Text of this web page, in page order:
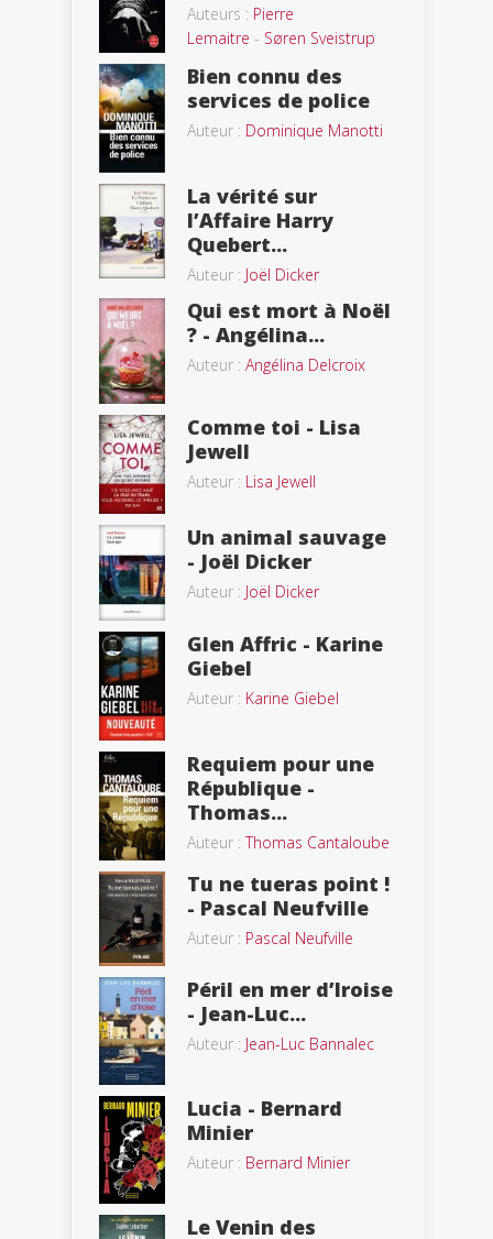
Auteurs : Pierre
Lemaitre - Søren Sveistrup
Bien connu des
services de police
Auteur : Dominique Manotti
La vérité sur
l’Affaire Harry
Quebert...
Auteur : Joël Dicker
Qui est mort à Noël
? - Angélina...
Auteur : Angélina Delcroix
Comme toi - Lisa
Jewell
Auteur : Lisa Jewell
Un animal sauvage
- Joël Dicker
Auteur : Joël Dicker
Glen Affric - Karine
Giebel
Auteur : Karine Giebel
Requiem pour une
République -
Thomas...
Auteur :Thomas Cantaloube
Tu ne tueras point !
- Pascal Neufville
Auteur : Pascal Neufville
Péril en mer d’Iroise
- Jean-Luc...
Auteur : Jean-Luc Bannalec
Lucia - Bernard
Minier
Auteur : Bernard Minier
Le Venin des